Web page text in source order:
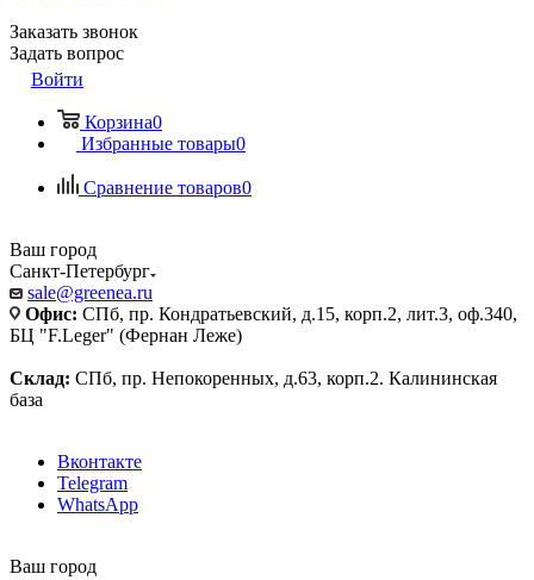
Заказать звонок
Задать вопрос
Войти
Корзина0
Избранные товары0
Сравнение товаров0
Ваш город
Санкт-Петербург
sale@greenea.ru
Офис: СПб, пр. Кондратьевский, д.15, корп.2, лит.3, оф.340,
БЦ "F.Leger" (Фернан Леже)
Склад: СПб, пр. Непокоренных, д.63, корп.2. Калининская
база
Вконтакте
Telegram
WhatsApp
Ваш город